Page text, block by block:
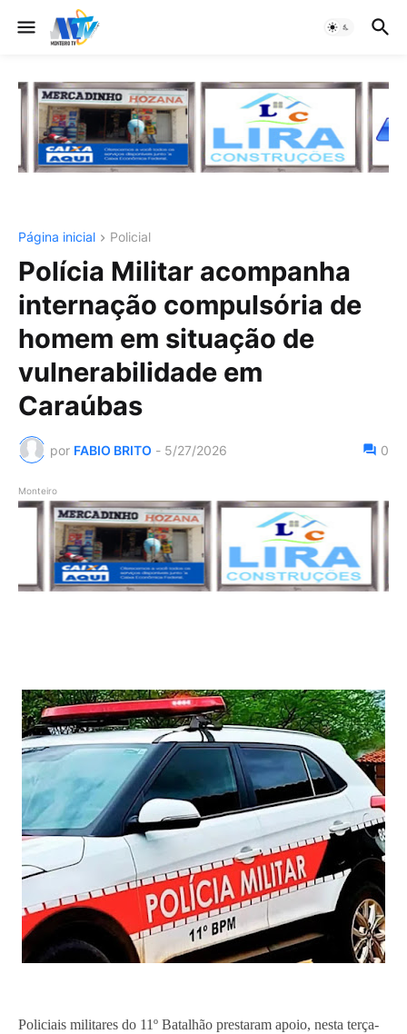
Página inicial Policial
Polícia Militar acompanha
internação compulsória de
homem em situação de
vulnerabilidade em
Caraúbas
por FABIO BRITO - 5/27/2026 0
Monteiro
Policiais militares do 11º Batalhão prestaram apoio, nesta terça-